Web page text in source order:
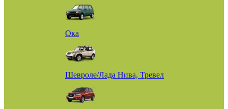
Ока
Шевроле/Лада Нива, Тревел